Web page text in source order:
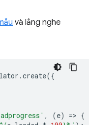
và lắng nghe
.create({
, (e) => {